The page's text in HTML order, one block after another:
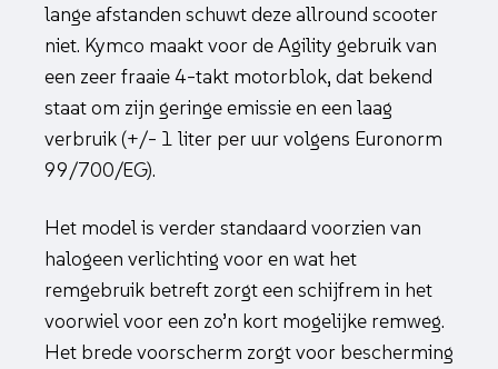
lange afstanden schuwt deze allround scooter
niet. Kymco maakt voor de Agility gebruik van
een zeer fraaie 4-takt motorblok, dat bekend
staat om zijn geringe emissie en een laag
verbruik (+/- 1 liter per uur volgens Euronorm
99/700/EG).
Het model is verder standaard voorzien van
halogeen verlichting voor en wat het
remgebruik betreft zorgt een schijfrem in het
voorwiel voor een zo’n kort mogelijke remweg.
Het brede voorscherm zorgt voor bescherming